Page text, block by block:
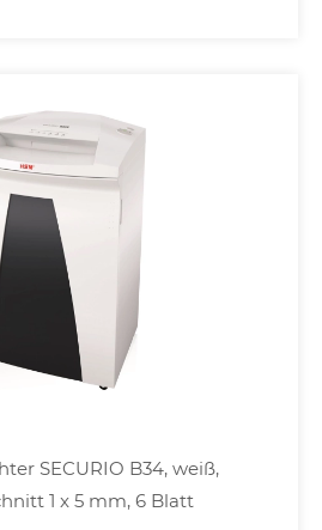
SECURIO B34, weiß,
1 x 5 mm, 6 Blatt